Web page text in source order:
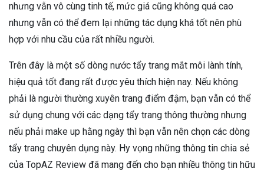
nhưng vẫn vô cùng tinh tế, mức giá cũng không quá cao
nhưng vẫn có thể đem lại những tác dụng khá tốt nên phù
hợp với nhu cầu của rất nhiều người.
Trên đây là một số dòng nước tẩy trang mắt môi lành tính,
hiệu quả tốt đang rất được yêu thích hiện nay. Nếu không
phải là người thường xuyên trang điểm đậm, bạn vẫn có thể
sử dụng chung với các dạng tẩy trang thông thường nhưng
nếu phải make up hằng ngày thì bạn vẫn nên chọn các dòng
tẩy trang chuyên dụng này. Hy vọng những thông tin chia sẻ
của TopAZ Review đã mang đến cho bạn nhiều thông tin hữu